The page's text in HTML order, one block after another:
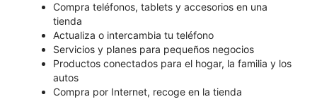
Compra teléfonos, tablets y accesorios en una
tienda
Actualiza o intercambia tu teléfono
Servicios y planes para pequeños negocios
Productos conectados para el hogar, la familia y los
autos
Compra por Internet, recoge en la tienda